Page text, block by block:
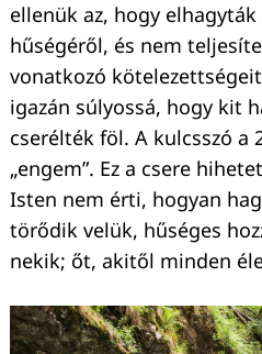
ellenük az, hogy
hűségéről, és nem
vonatkozó
igazán súlyossá, hogy kit
cserélték föl. A kulcsszó a
„engem”. Ez a csere
Isten nem érti, hogyan
törődik velük, hűséges
nekik; őt, akitől minden